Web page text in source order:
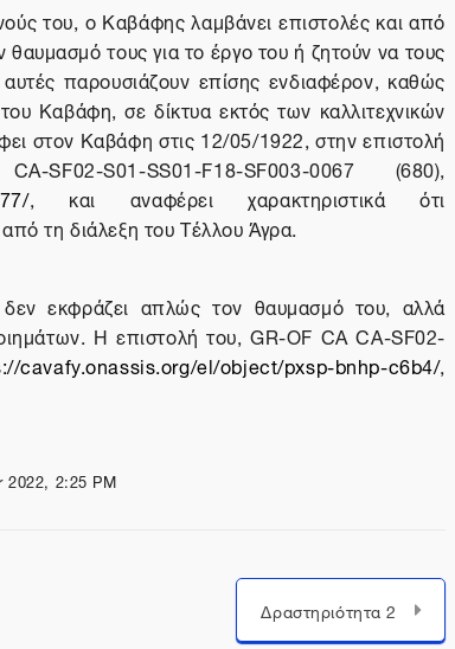
του, ο Καβάφης λαμβάνει επιστολές και από
τους για το έργο του ή ζητούν να τους
παρουσιάζουν επίσης ενδιαφέρον, καθώς
Καβάφη, σε δίκτυα εκτός των καλλιτεχνικών
στον Καβάφη στις 12/05/1922, στην επιστολή
S01-SS01-F18-SF003-0067 (680),
, και αναφέρει χαρακτηριστικά ότι
τη διάλεξη του Τέλλου Άγρα.
δεν εκφράζει απλώς τον θαυμασμό του, αλλά
Η επιστολή του, GR-OF CA CA-SF02-
cavafy.onassis.org/el/object/pxsp-bnhp-c6b4/,
2022, 2:25 PM
Δραστηριότητα 2